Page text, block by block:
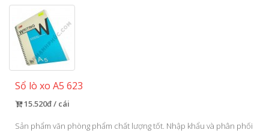
Sổ lò xo A5 623
15.520đ / cái
Sản phẩm văn phòng phẩm chất lượng tốt. Nhập khẩu và phân phối